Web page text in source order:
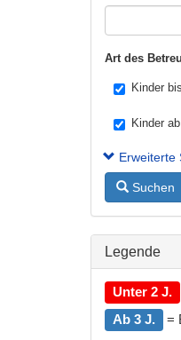
Art des
Kinder
Kinder
Erweiterte
Suchen
Legende
Unter 2 J.
Ab 3 J.
=